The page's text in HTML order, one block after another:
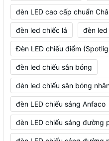
đèn LED cao cấp chuẩn
đèn led chiếc lá đèn led
Đèn LED chiếu điểm
đèn led chiếu sân bóng
đèn led chiếu sân bóng
đèn LED chiếu sáng Anfaco
đèn LED chiếu sáng đường